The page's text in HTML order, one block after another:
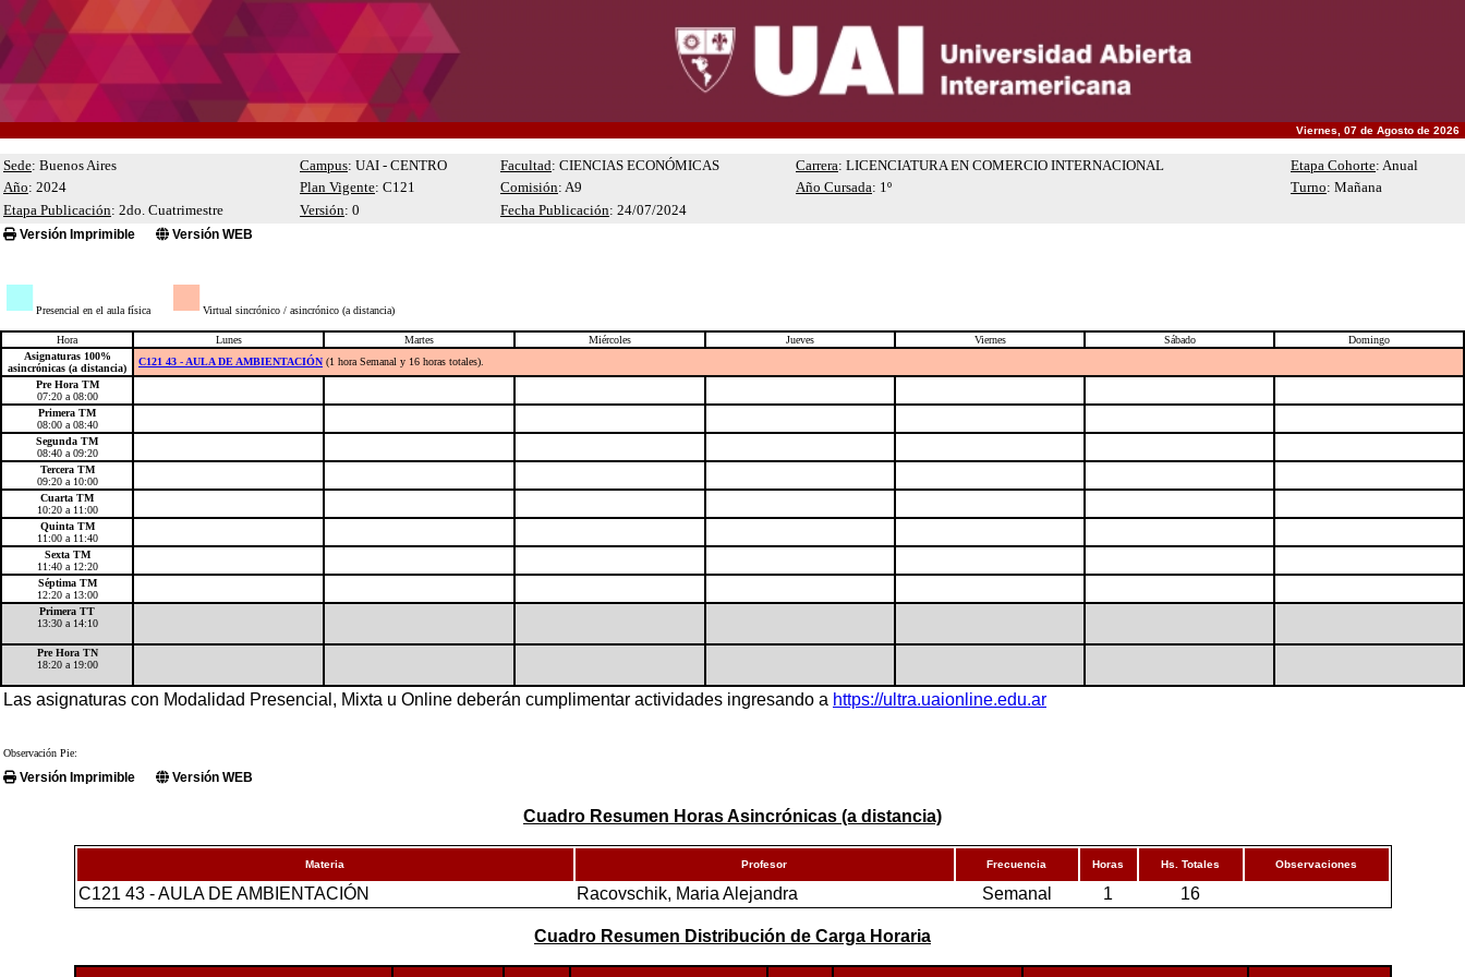
Viernes, 07 de Agosto de 2026
Sede: Buenos Aires Campus: UAI - CENTRO Facultad: CIENCIAS ECONÓMICAS Carrera: LICENCIATURA EN COMERCIO INTERNACIONAL Etapa Cohorte: Anual
Año: 2024 Plan Vigente: C121 Comisión: A9 Año Cursada: 1º Turno: Mañana
Etapa Publicación: 2do. Cuatrimestre Versión: 0 Fecha Publicación: 24/07/2024
Versión Imprimible Versión WEB
■ Presencial en el aula física ■ Virtual sincrónico / asincrónico (a distancia)
Hora Lunes Martes Miércoles Jueves Viernes Sábado
Domingo
Asignaturas 100%
asincrónicas (a distancia)
C121 43 - AULA DE AMBIENTACIÓN (1 hora Semanal y 16 horas totales).
Pre Hora TM
07:20 a 08:00
Primera TM
08:00 a 08:40
Segunda TM
08:40 a 09:20
Tercera TM
09:20 a 10:00
Cuarta TM
10:20 a 11:00
Quinta TM
11:00 a 11:40
Sexta TM
11:40 a 12:20
Séptima TM
12:20 a 13:00
Primera TT
13:30 a 14:10
Pre Hora TN
18:20 a 19:00
Las asignaturas con Modalidad Presencial, Mixta u Online deberán cumplimentar actividades ingresando a https://ultra.uaionline.edu.ar
Observación Pie:
Versión Imprimible Versión WEB
Cuadro Resumen Horas Asincrónicas (a distancia)
Materia Profesor Frecuencia Horas Hs. Totales Observaciones
C121 43 - AULA DE AMBIENTACIÓN Racovschik, Maria Alejandra Semanal 1 16
Cuadro Resumen Distribución de Carga Horaria